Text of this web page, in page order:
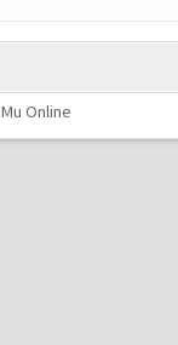
Mu Online